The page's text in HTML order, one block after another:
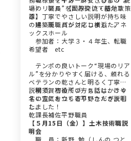
場のリアル”をかみ砕いて紹介す
る、丁寧でやさしい説明が持ち味
の建築職職員が対応しました。
い） 職員 【国際交流・基地政策
課】
場 所：パシフィコ横浜 アネ
ックスホール
参加者：大学３・４年生、転職
希望者 etc
テンポの良いトーク“現場のリア
ル”を分かりやすく届ける、頼れる
ベテランの乾さんと明るく丁寧な
説明で、初めての方も話しかけや
すい空気をつくる平野さんが説明
しました！
横須賀市役所ブースには、５４
名の方にお立ち寄りいただきまし
た。
乾課長補佐平野職員
【５月15日（金）】土木技術職説
明会
職 員：新野 勉（しんの つと